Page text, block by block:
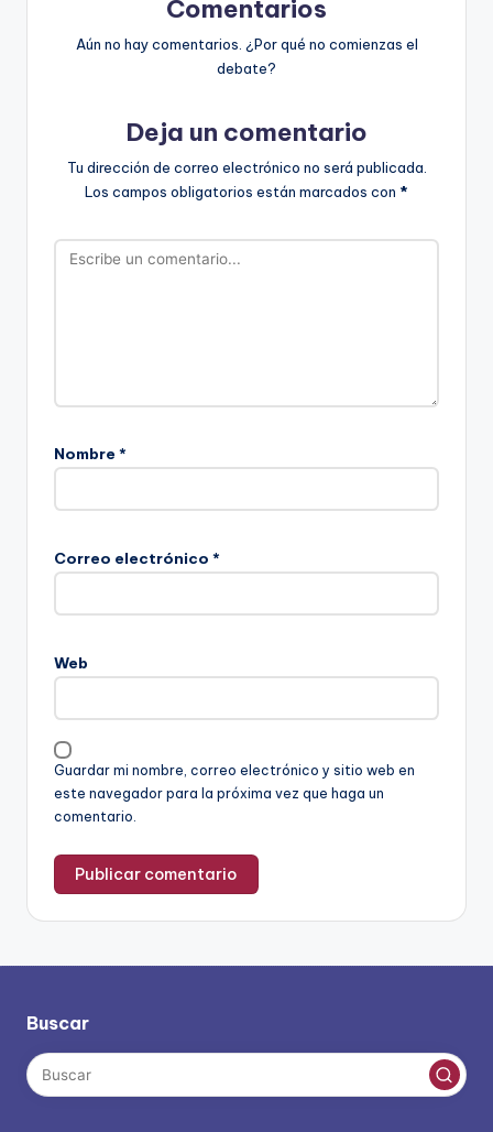
Comentarios
Aún no hay comentarios. ¿Por qué no comienzas el
debate?
Deja un comentario
Tu dirección de correo electrónico no será publicada.
Los campos obligatorios están marcados con *
Nombre *
Correo electrónico *
Web
Guardar mi nombre, correo electrónico y sitio web en
este navegador para la próxima vez que haga un
comentario.
Buscar